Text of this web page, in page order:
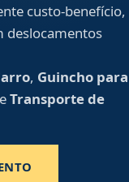
custo-benefício,
deslocamentos
, Guincho para
Transporte de